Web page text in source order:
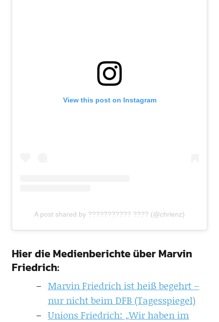
View this post on Instagram
A post shared by ??????????? ???? (@chrlenz)
Hier die Medienberichte über Marvin
Friedrich:
Marvin Friedrich ist heiß begehrt –
nur nicht beim DFB (Tagesspiegel)
Unions Friedrich: „Wir haben im